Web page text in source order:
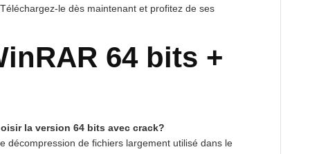
le dès maintenant et profitez de ses
64 bits +
la version 64 bits avec crack?
décompression de fichiers largement utilisé dans le